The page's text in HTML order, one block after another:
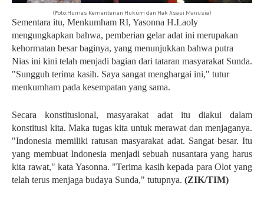
(Foto:Humas Kementerian Hukum dan Hak Asasi Manusia)
Sementara itu, Menkumham RI, Yasonna H.Laoly
mengungkapkan bahwa, pemberian gelar adat ini merupakan
kehormatan besar baginya, yang menunjukkan bahwa putra
Nias ini kini telah menjadi bagian dari tataran masyarakat Sunda.
"Sungguh terima kasih. Saya sangat menghargai ini," tutur
menkumham pada kesempatan yang sama.
Secara konstitusional, masyarakat adat itu diakui dalam
konstitusi kita. Maka tugas kita untuk merawat dan menjaganya.
"Indonesia memiliki ratusan masyarakat adat. Sangat besar. Itu
yang membuat Indonesia menjadi sebuah nusantara yang harus
kita rawat," kata Yasonna. "Terima kasih kepada para Olot yang
telah terus menjaga budaya Sunda," tutupnya. (ZIK/TIM)